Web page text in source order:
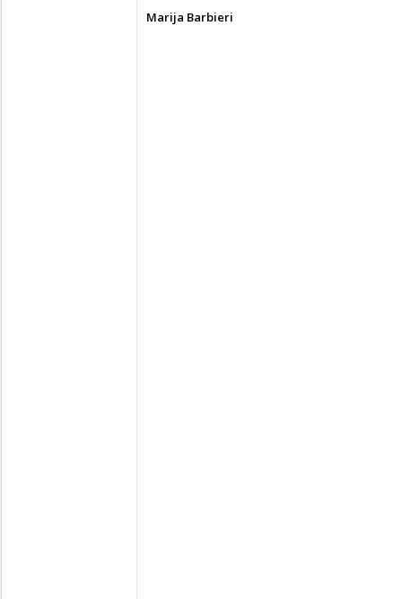
Marija Barbieri